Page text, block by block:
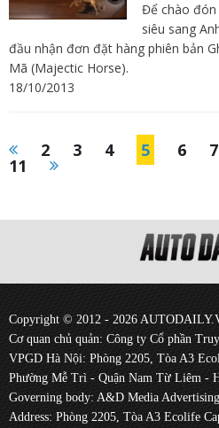
Để chào đón
siêu sang
đầu nhận đơn đặt hàng phiên bản
Mã (Majectic Horse).
18/10/2013
2 3 4 5 6 7
11
Copyright © 2012 - 2026
Cơ quan chủ quản: Công ty Cổ phần
VPGD Hà Nội: Phòng 2205, Tòa A3
Phường Mễ Trì - Quận Nam Từ Liêm -
Governing body: A&D Media
Address: Phòng 2205, Tòa A3 Ecolife